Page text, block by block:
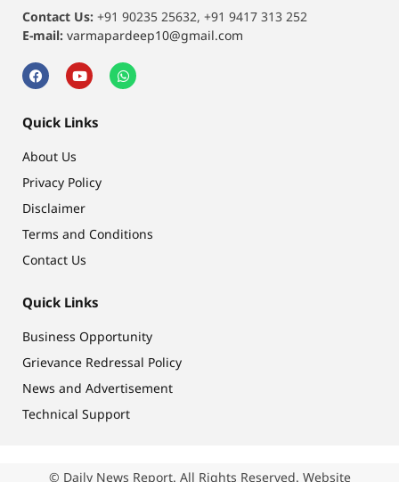
Contact Us: +91 90235 25632, +91 9417 313 252
E-mail: varmapardeep10@gmail.com
Quick Links
About Us
Privacy Policy
Disclaimer
Terms and Conditions
Contact Us
Quick Links
Business Opportunity
Grievance Redressal Policy
News and Advertisement
Technical Support
© Daily News Report. All Rights Reserved. Website